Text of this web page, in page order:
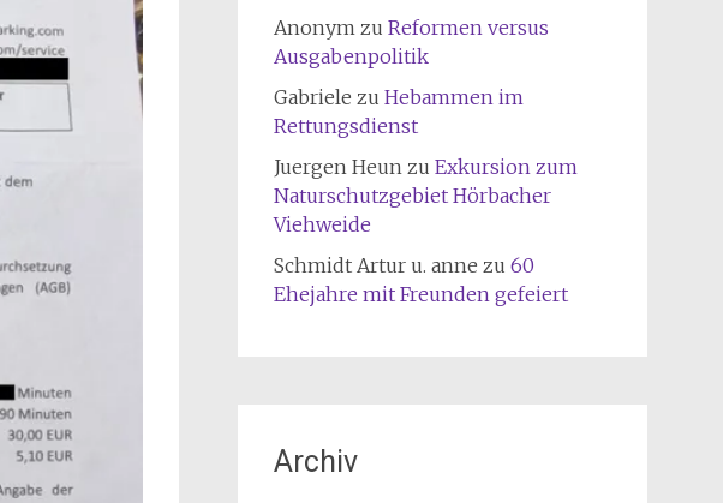
Anonymzu Reformen versus
Ausgabenpolitik
Gabriele zu Hebammen im
Rettungsdienst
Juergen Heunzu Exkursion zum
Naturschutzgebiet Hörbacher
Viehweide
Schmidt Artur u. anne zu 60
Ehejahre mit Freunden gefeiert
Archiv